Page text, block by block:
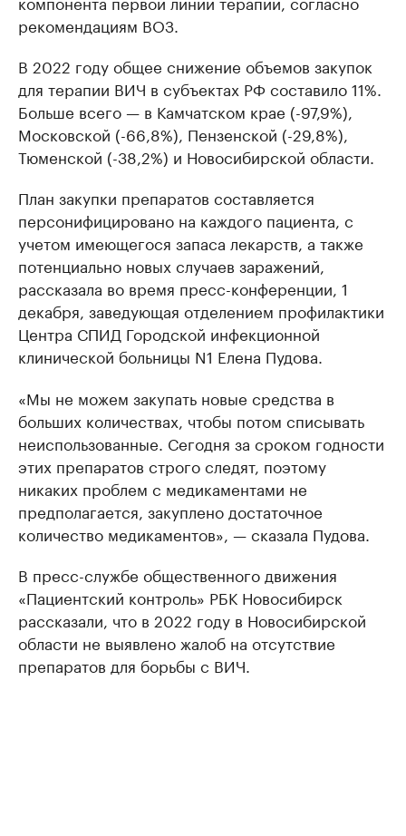
рекомендациям ВОЗ.
В 2022 году общее снижение объемов закупок
для терапии ВИЧ в субъектах РФ составило 11%.
Больше всего — в Камчатском крае (-97,9%),
Московской (-66,8%), Пензенской (-29,8%),
Тюменской (-38,2%) и Новосибирской области.
План закупки препаратов составляется
персонифицировано на каждого пациента, с
учетом имеющегося запаса лекарств, а также
потенциально новых случаев заражений,
рассказала во время пресс-конференции, 1
декабря, заведующая отделением профилактики
Центра СПИД Городской инфекционной
клинической больницы N1 Елена Пудова.
«Мы не можем закупать новые средства в
больших количествах, чтобы потом списывать
неиспользованные. Сегодня за сроком годности
этих препаратов строго следят, поэтому
никаких проблем с медикаментами не
предполагается, закуплено достаточное
количество медикаментов», — сказала Пудова.
В пресс-службе общественного движения
«Пациентский контроль» РБК Новосибирск
рассказали, что в 2022 году в Новосибирской
области не выявлено жалоб на отсутствие
препаратов для борьбы с ВИЧ.